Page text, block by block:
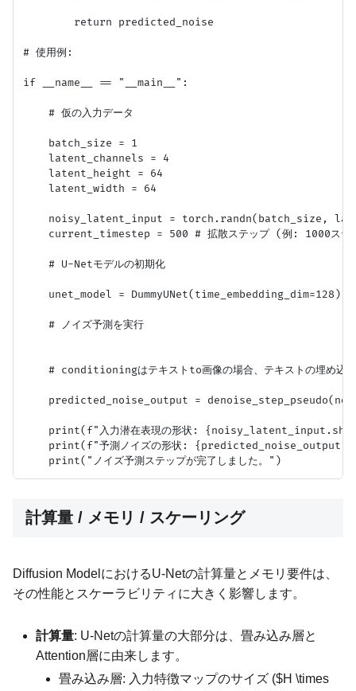
        return predicted_noise
# 使用例:
if __name__ == "__main__":
    # 仮の入力データ
    batch_size = 1
    latent_channels = 4
    latent_height = 64
    latent_width = 64
noisy_latent_input = torch.randn(batch_size,
current_timestep = 500 # 拡散ステップ (例: 1000ステ
    # U-Netモデルの初期化
    unet_model = DummyUNet(time_embedding_dim=128)
    # ノイズ予測を実行
# conditioningはテキストto画像の場合、テキストの埋め込
predicted_noise_output =
print(f"入力潜在表現の形状:
print(f"予測ノイズの形状:
計算量 / メモリ / スケーリング
Diffusion ModelにおけるU-Netの計算量とメモリ要件は、
その性能とスケーラビリティに大きく影響します。
計算量: U-Netの計算量の大部分は、畳み込み層と
Attention層に由来します。
畳み込み層: 入力特徴マップのサイズ ($H \times